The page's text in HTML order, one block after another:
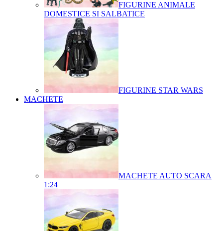
FIGURINE ANIMALE
DOMESTICE SI SALBATICE
FIGURINE STAR WARS
MACHETE
MACHETE AUTO SCARA
1:24